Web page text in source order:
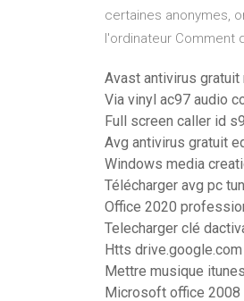
certaines anonymes,
l'ordinateur Comment
Avast antivirus gratuit
Via vinyl ac97 audio
Full screen caller id
Avg antivirus gratuit
Windows media
Télécharger avg pc
Office 2020
Telecharger clé
Htts
Mettre musique
Microsoft office 2008